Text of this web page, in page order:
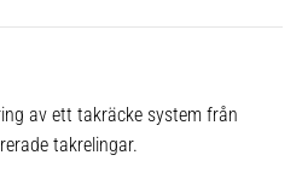
av ett takräcke system från
takrelingar.